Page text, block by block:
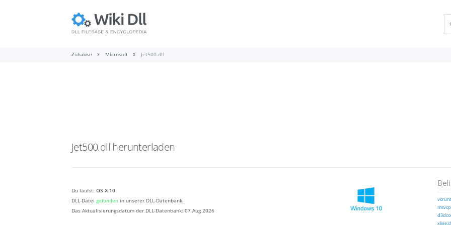
Zuhause Microsoft Jet500.dll
Jet500.dll herunterladen
Du läufst: OS X 10
DLL-Datei gefunden in unserer DLL-Datenbank.
Das Aktualisierungsdatum der DLL-Datenbank: 07 Aug 2026